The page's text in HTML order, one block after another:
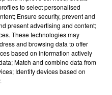
to select personalised
Ensure security, prevent and
present advertising and content;
These technologies may
and browsing data to offer
based on information actively
Match and combine data from
Identify devices based on